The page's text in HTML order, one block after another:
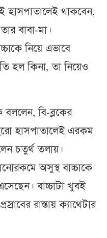
হাসপাতালেই থাকবেন,
বাবা-মা।
নিয়ে এভাবে
হল কিনা, তা নিয়েও
বি-ব্লকের
হাসপাতালেই এরকম
চতুর্থ তলায়।
অসুস্থ বাচ্চাকে
বাচ্চাটা খুবই
রাস্তায় ক্যাথেটার